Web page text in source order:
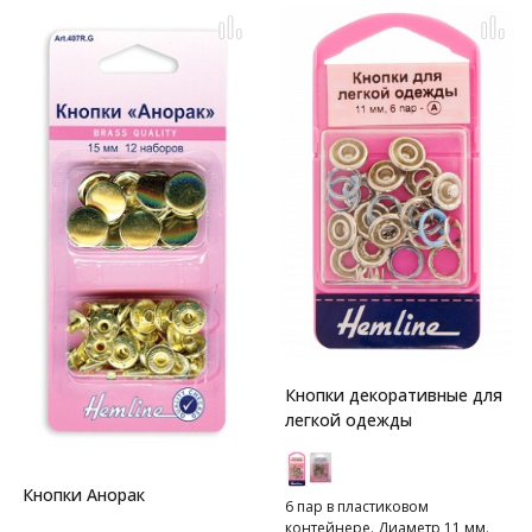
Кнопки Анорак
Кнопки декоративные для
легкой одежды
6 пар в пластиковом
контейнере. Диаметр 11 мм.